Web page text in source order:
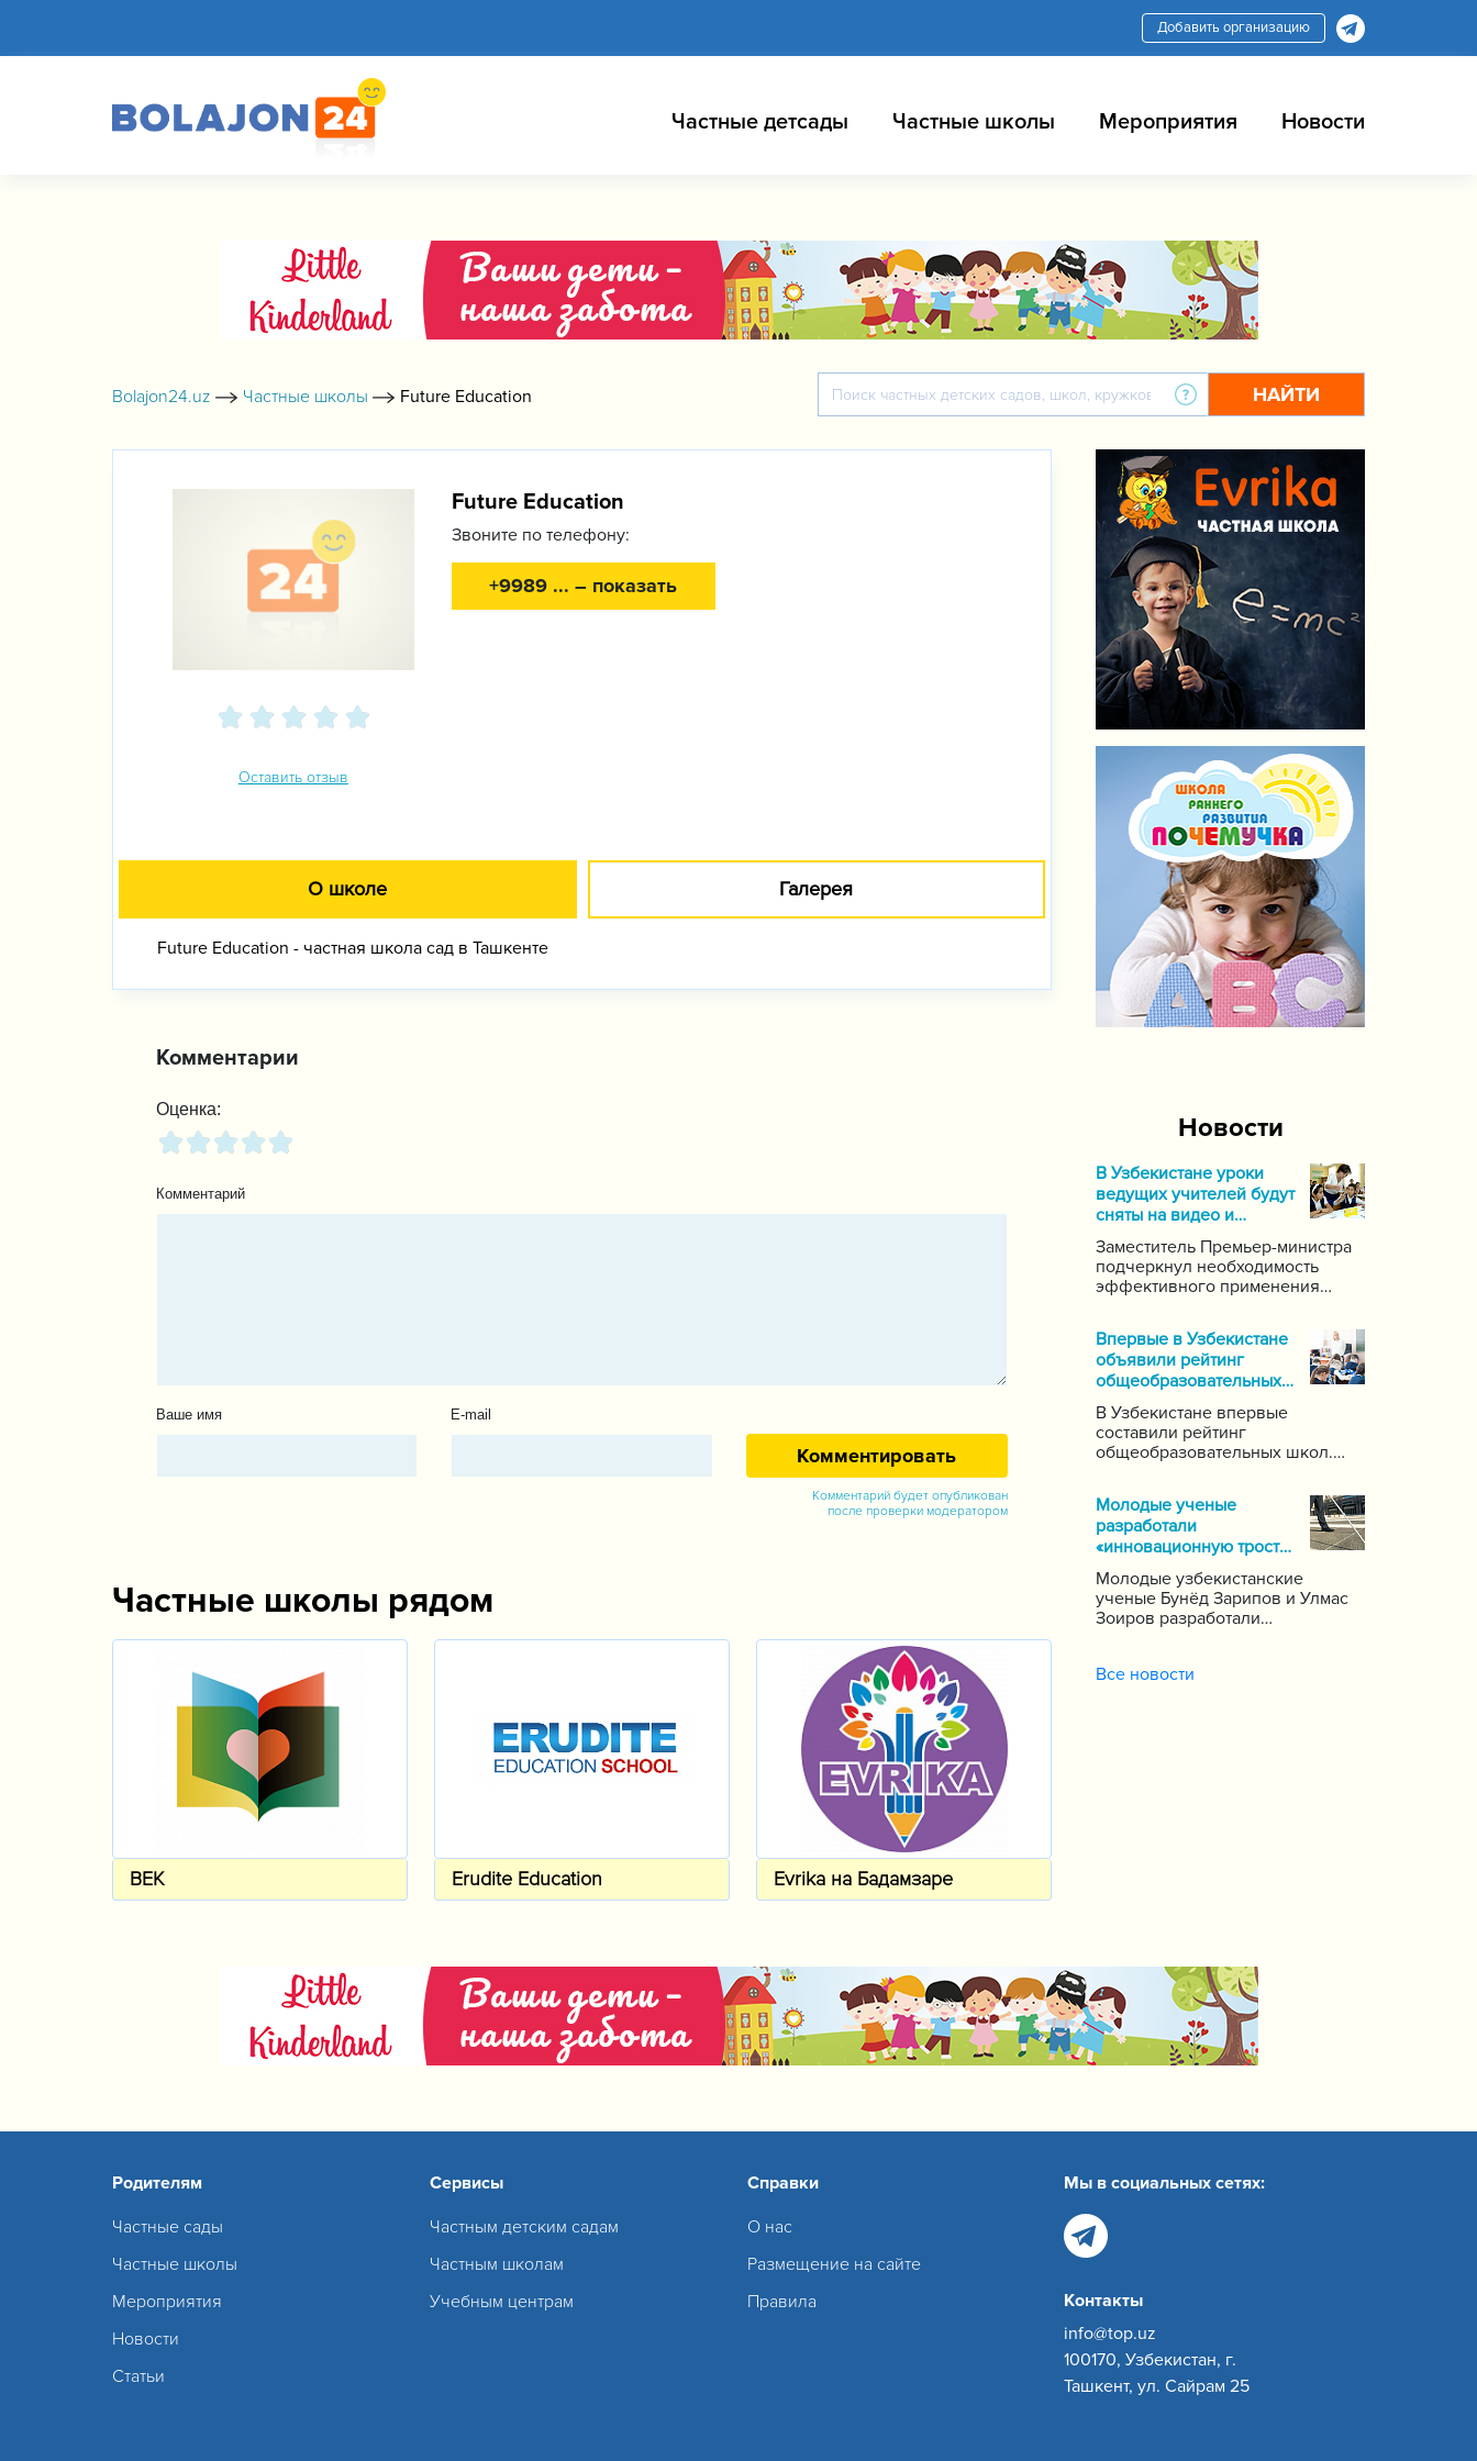
Добавить организацию
Частные детсады Частные школы Мероприятия Новости
Bolajon24.uz Частные школы Future Education НАЙТИ
Оставить отзыв
Future Education
Звоните по телефону:
+9989 ... – показать
О школе Галерея
Future Education - частная школа сад в Ташкенте
Комментарии
Оценка:
Комментарий
Ваше имя E-mail
Комментарий будет опубликован
после проверки модератором
Частные школы рядом
BEK Erudite Education Evrika на Бадамзаре
Новости
В Узбекистане уроки
ведущих учителей будут
сняты на видео и
выложены в Интернет
Заместитель Премьер-министра
подчеркнул необходимость
эффективного применения
и коммуникационных технологий
в данной области. Он поручил
создать систему для
размещения в интернете видео-
уроков самых ведущих учителей
по каждому предмету.
Впервые в Узбекистане
объявили рейтинг
общеобразовательных
школ
В Узбекистане впервые
составили рейтинг
общеобразовательных школ.
почти 1000 школ по стране,
сообщает пресс-служба
Государственной инспекции по
надзору за качеством
образования при Кабинете
Министров Республики
Узбекистан.
Молодые ученые
разработали
«инновационную трость»
для слепых
Молодые узбекистанские
ученые Бунёд Зарипов и Улмас
Зоиров разработали
слуха.
Все новости
Родителям
Частные сады
Частные школы
Мероприятия
Новости
Статьи
Сервисы
Частным детским садам
Частным школам
Учебным центрам
Справки
О нас
Размещение на сайте
Правила
Мы в социальных сетях:
Контакты
info@top.uz
100170, Узбекистан, г.
Ташкент, ул. Сайрам 25